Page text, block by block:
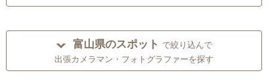
富山県のスポット で絞り込んで
出張カメラマン・フォトグラファーを探す